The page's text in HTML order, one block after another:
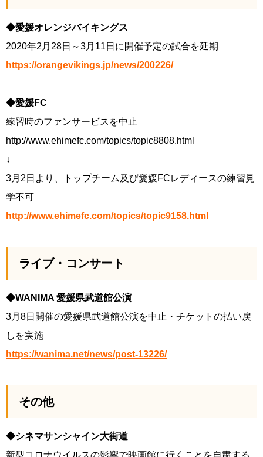
◆愛媛オレンジバイキングス
2020年2月28日～3月11日に開催予定の試合を延期
https://orangevikings.jp/news/200226/
◆愛媛FC
練習時のファンサービスを中止
http://www.ehimefc.com/topics/topic8808.html
↓
3月2日より、トップチーム及び愛媛FCレディースの練習見
学不可
http://www.ehimefc.com/topics/topic9158.html
ライブ・コンサート
◆WANIMA 愛媛県武道館公演
3月8日開催の愛媛県武道館公演を中止・チケットの払い戻
しを実施
https://wanima.net/news/post-13226/
その他
◆シネマサンシャイン大街道
新型コロナウイルスの影響で映画館に行くことを自粛する